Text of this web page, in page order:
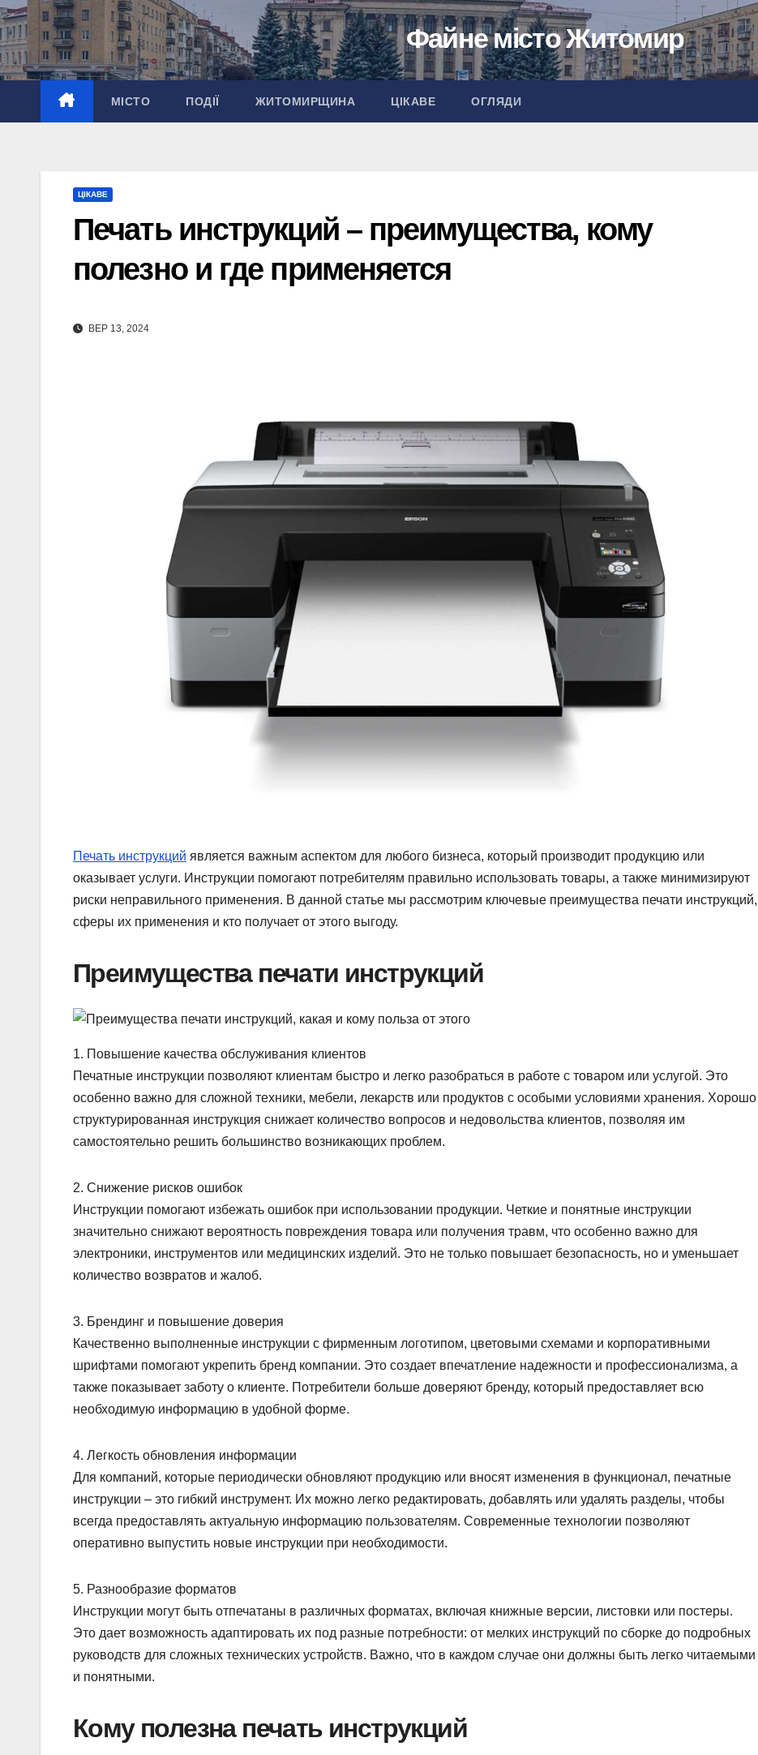
Перейти
до
вмісту
Файне місто Житомир
МІСТО ПОДІЇ ЖИТОМИРЩИНА ЦІКАВЕ ОГЛЯДИ
ЦІКАВЕ
Печать инструкций – преимущества, кому
полезно и где применяется
ВЕР 13, 2024
Печать инструкций является важным аспектом для любого бизнеса, который производит продукцию или
оказывает услуги. Инструкции помогают потребителям правильно использовать товары, а также минимизируют
риски неправильного применения. В данной статье мы рассмотрим ключевые преимущества печати инструкций,
сферы их применения и кто получает от этого выгоду.
Преимущества печати инструкций
1. Повышение качества обслуживания клиентов
Печатные инструкции позволяют клиентам быстро и легко разобраться в работе с товаром или услугой. Это
особенно важно для сложной техники, мебели, лекарств или продуктов с особыми условиями хранения. Хорошо
структурированная инструкция снижает количество вопросов и недовольства клиентов, позволяя им
самостоятельно решить большинство возникающих проблем.
2. Снижение рисков ошибок
Инструкции помогают избежать ошибок при использовании продукции. Четкие и понятные инструкции
значительно снижают вероятность повреждения товара или получения травм, что особенно важно для
электроники, инструментов или медицинских изделий. Это не только повышает безопасность, но и уменьшает
количество возвратов и жалоб.
3. Брендинг и повышение доверия
Качественно выполненные инструкции с фирменным логотипом, цветовыми схемами и корпоративными
шрифтами помогают укрепить бренд компании. Это создает впечатление надежности и профессионализма, а
также показывает заботу о клиенте. Потребители больше доверяют бренду, который предоставляет всю
необходимую информацию в удобной форме.
4. Легкость обновления информации
Для компаний, которые периодически обновляют продукцию или вносят изменения в функционал, печатные
инструкции – это гибкий инструмент. Их можно легко редактировать, добавлять или удалять разделы, чтобы
всегда предоставлять актуальную информацию пользователям. Современные технологии позволяют
оперативно выпустить новые инструкции при необходимости.
5. Разнообразие форматов
Инструкции могут быть отпечатаны в различных форматах, включая книжные версии, листовки или постеры.
Это дает возможность адаптировать их под разные потребности: от мелких инструкций по сборке до подробных
руководств для сложных технических устройств. Важно, что в каждом случае они должны быть легко читаемыми
и понятными.
Кому полезна печать инструкций